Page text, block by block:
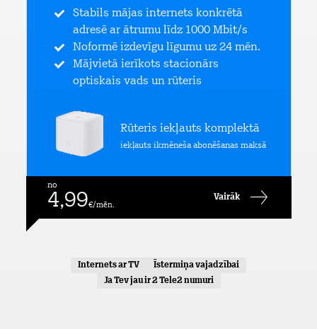
Stabils mājas internets konkrētā
adresē ar ātrumu līdz 1000 Mbit/s
Noformē izdevīgu līgumu uz 24 mēn.
Mājvietā ierīkots stacionārs
optiskais vads un rūteris
Rūteris iekļauts komplektā
iekļauts ikmēneša abonēšanas maksā
no
4,99€/mēn.
Vairāk
Internets ar TV
Īstermiņa vajadzībai
Ja Tev jau ir 2 Tele2 numuri